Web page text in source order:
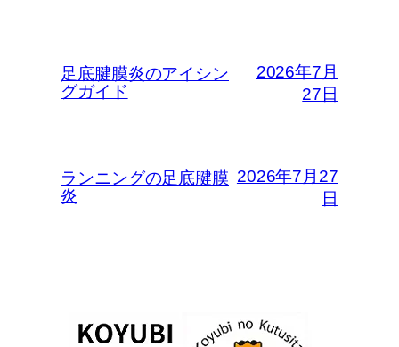
足底腱膜炎のアイシン
グガイド
2026年7月
27日
ランニングの足底腱膜
炎
2026年7月27
日